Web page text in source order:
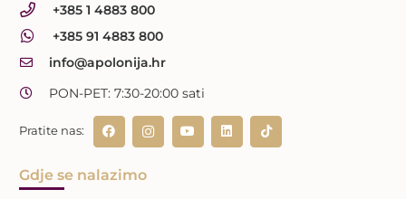
+385 1 4883 800
+385 91 4883 800
info@apolonija.hr
PON-PET: 7:30-20:00 sati
Pratite nas:
Gdje se nalazimo